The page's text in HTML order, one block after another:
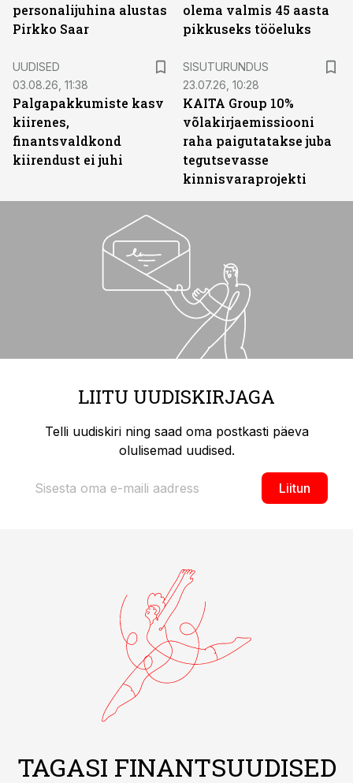
personalijuhina alustas
Pirkko Saar
olema valmis 45 aasta
pikkuseks tööeluks
UUDISED
03.08.26, 11:38
Palgapakkumiste kasv
kiirenes,
finantsvaldkond
kiirendust ei juhi
SISUTURUNDUS
23.07.26, 10:28
KAITA Group 10%
võlakirjaemissiooni
raha paigutatakse juba
tegutsevasse
kinnisvaraprojekti
LIITU UUDISKIRJAGA
Telli uudiskiri ning saad oma postkasti päeva
olulisemad uudised.
Liitun
TAGASI FINANTSUUDISED